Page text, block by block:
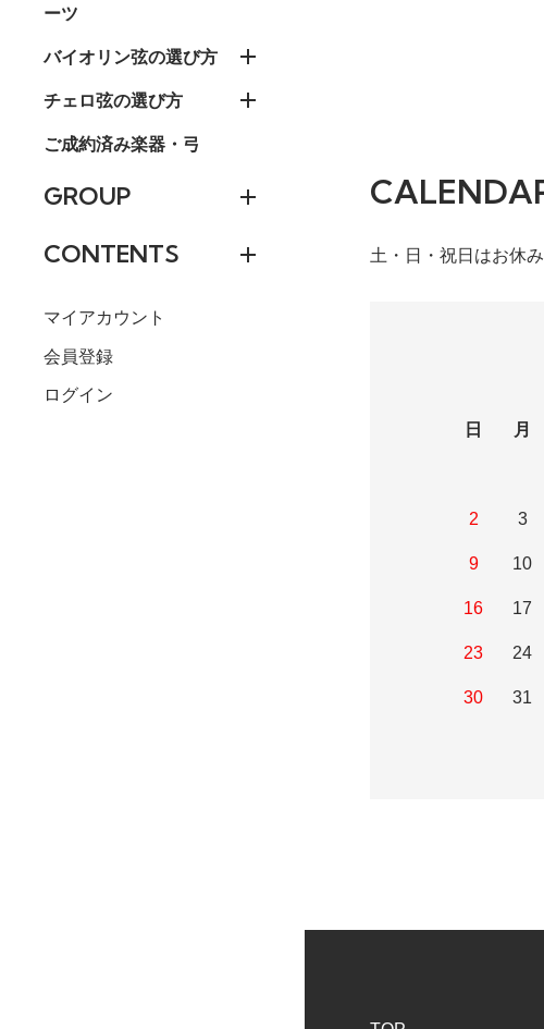
ーツ
バイオリン弦の選び方
チェロ弦の選び方
ご成約済み楽器・弓
GROUP
CONTENTS
マイアカウント
会員登録
ログイン
土・日・祝日はお休み
日
月
2 3
9 10
16 17
23 24
30 31